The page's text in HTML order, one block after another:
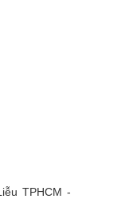
TPHCM -